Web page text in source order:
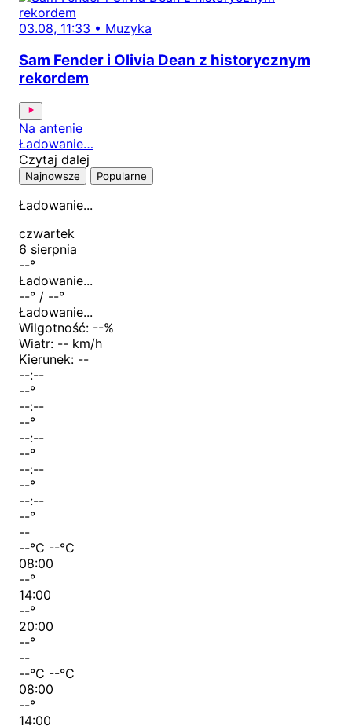
03.08, 11:33 • Muzyka
Sam Fender i Olivia Dean z historycznym
rekordem
Na antenie
Ładowanie…
Czytaj dalej
Najnowsze Popularne
Ładowanie...
czwartek
6 sierpnia
--°
Ładowanie...
--° / --°
Ładowanie...
Wilgotność: --%
Wiatr: -- km/h
Kierunek: --
--:--
--°
--:--
--°
--:--
--°
--:--
--°
--:--
--°
--
--°C --°C
08:00
--°
14:00
--°
20:00
--°
--
--°C --°C
08:00
--°
14:00